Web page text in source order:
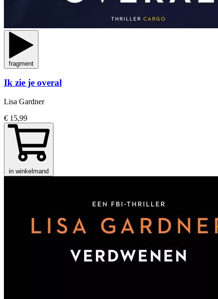
fragment
Ik zie je overal
Lisa Gardner
€ 15,99
in winkelmand